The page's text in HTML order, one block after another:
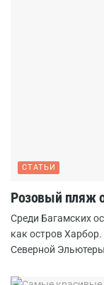
СТАТЬИ
Розовый пляж
Среди Багамских
как остров
Северной